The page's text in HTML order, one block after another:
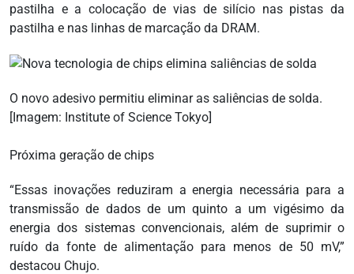
pastilha e a colocação de vias de silício nas pistas da
pastilha e nas linhas de marcação da DRAM.
O novo adesivo permitiu eliminar as saliências de solda.
[Imagem: Institute of Science Tokyo]
Próxima geração de chips
“Essas inovações reduziram a energia necessária para a
transmissão de dados de um quinto a um vigésimo da
energia dos sistemas convencionais, além de suprimir o
ruído da fonte de alimentação para menos de 50 mV,”
destacou Chujo.